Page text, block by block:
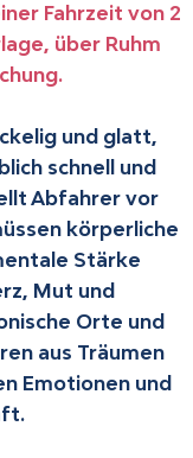
Fahrzeit von 2
über Ruhm
und glatt,
schnell und
Abfahrer vor
körperliche
Stärke
Mut und
Orte und
aus Träumen
Emotionen und